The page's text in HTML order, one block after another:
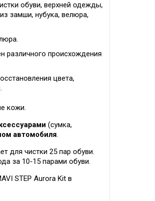
обуви, верхней одежды,
замши, нубука, велюра,
различного происхождения
цвета,
кожи.
(сумка,
автомобиля.
для чистки 25 пар обуви.
за 10-15 парами обуви.
STEP Aurora Kit в